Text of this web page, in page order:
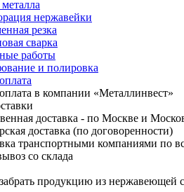
нержавейки
резка
сварка
работы
и полировка
в компании «Металлинвест»
доставка - по Москве и
доставка (по договоренности)
транспортными компаниями по
со склада
продукцию из нержавеющей